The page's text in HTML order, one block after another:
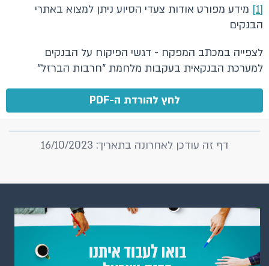
[1]
מידע מפורט אודות צעדי הסיוע ניתן למצוא באתרי
הבנקים
לצפייה במכתב המפקח - דגשי הפיקוח על הבנקים
למערכת הבנקאית בעקבות מלחמת "חרבות הברזל"
לחץ להורדת ה-PDF
דף זה עודכן לאחרונה בתאריך: 16/10/2023